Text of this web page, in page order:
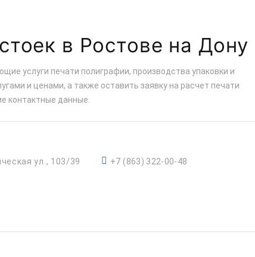
в Ростове на Дону
услуги печати полиграфии, производства упаковки и
и ценами, а также оставить заявку на расчет печати
контактные данные.
ул., 103/39 +7 (863) 322-00-48